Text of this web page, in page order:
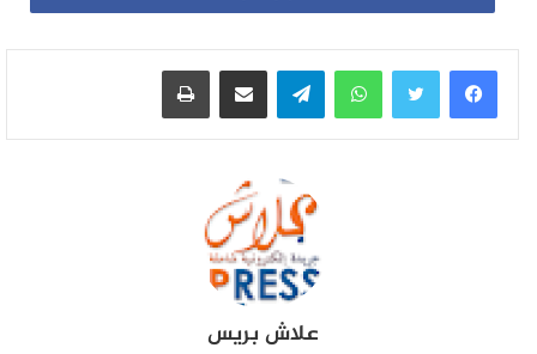
درجة بكل من سيدي قاسم، وسيدي سليمان
والخميسات، فيما سيتم تسجيل درجات
مكناس، مولاي يعقوب، تاونات، وزان،
خريبكة، خنيفرة بني ملال، الفقيه بنصالح،
قلعة السراغنة، الرحامنة، مراكش،
اليوسفية، سيدي بنور، سطات، بن سليمان،
برشيد، تارودانت، زاكورة، طاطا وداخل
واتساب تيلقرام مشاركة عبر البريد طباعة
علاش بريس